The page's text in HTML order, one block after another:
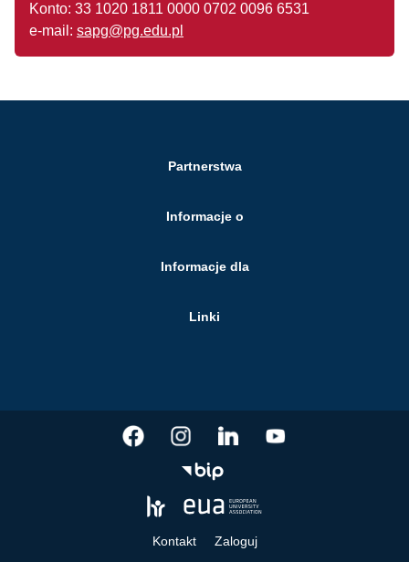
Konto: 33 1020 1811 0000 0702 0096 6531
e-mail: sapg@pg.edu.pl
Partnerstwa
Informacje o
Informacje dla
Linki
Kontakt Zaloguj